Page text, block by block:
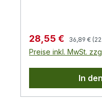
sorgt für einen
Verzögerungen
kompatibel:
Windows
Verkaufspreis:
28,55 € Regulärer
36,89 €
Preise inkl. MwSt.
In